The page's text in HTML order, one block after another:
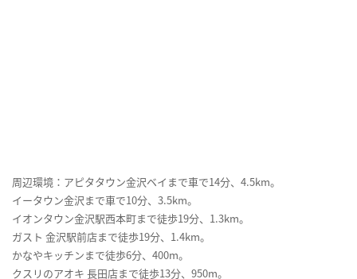
周辺環境：アピタタウン金沢ベイまで車で14分、4.5km。
イータウン金沢まで車で10分、3.5km。
イオンタウン金沢駅西本町まで徒歩19分、1.3km。
ガスト 金沢駅前店まで徒歩19分、1.4km。
かなやキッチンまで徒歩6分、400m。
クスリのアオキ 長田店まで徒歩13分、950m。